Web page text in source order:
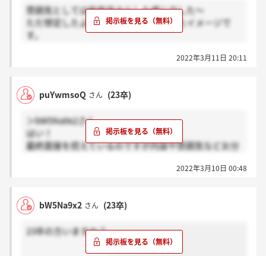
雰囲気としては和気藹々とした感じでした～
ただ想定したよりもかなり早く終わったイメージで
す。
2022年3月11日 20:11
puYwmsoQ さん (23卒)
＞bW5Na9x2さん
はい！
最終面接を控えているのですが内容や雰囲気などお分
2022年3月10日 00:48
bW5Na9x2 さん (23卒)
23卒の方いますか？